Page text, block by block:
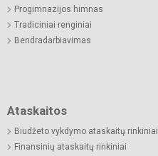
Progimnazijos himnas
Tradiciniai renginiai
Bendradarbiavimas
Ataskaitos
Biudžeto vykdymo ataskaitų rinkiniai
Finansinių ataskaitų rinkiniai